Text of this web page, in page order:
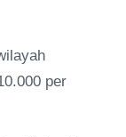
per